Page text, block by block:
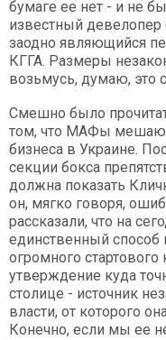
бумаге ее нет - и не
известный
заодно являющийся
КГГА. Размеры
возьмусь, думаю, это
Смешно было
том, что МАФы
бизнеса в Украине.
секции бокса
должна показать
он, мягко говоря,
рассказали, что на
единственный способ
огромного стартового
утверждение куда
столице - источник
власти, от которого
Конечно, если мы ее